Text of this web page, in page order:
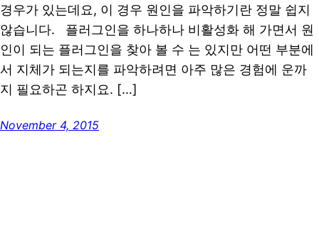
경우가 있는데요, 이 경우 원인을 파악하기란 정말 쉽지
않습니다. 플러그인을 하나하나 비활성화 해 가면서 원
인이 되는 플러그인을 찾아 볼 수 는 있지만 어떤 부분에
서 지체가 되는지를 파악하려면 아주 많은 경험에 운까
지 필요하곤 하지요. […]
November 4, 2015